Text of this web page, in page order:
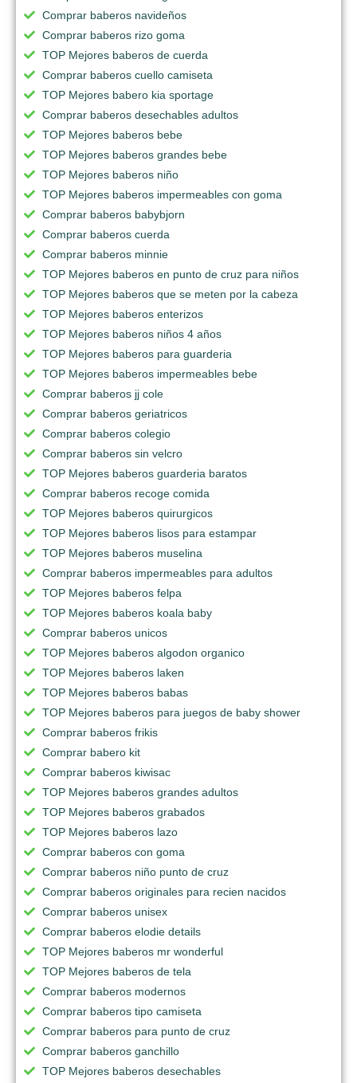
Comprar baberos navideños
Comprar baberos rizo goma
TOP Mejores baberos de cuerda
Comprar baberos cuello camiseta
TOP Mejores babero kia sportage
Comprar baberos desechables adultos
TOP Mejores baberos bebe
TOP Mejores baberos grandes bebe
TOP Mejores baberos niño
TOP Mejores baberos impermeables con goma
Comprar baberos babybjorn
Comprar baberos cuerda
Comprar baberos minnie
TOP Mejores baberos en punto de cruz para niños
TOP Mejores baberos que se meten por la cabeza
TOP Mejores baberos enterizos
TOP Mejores baberos niños 4 años
TOP Mejores baberos para guarderia
TOP Mejores baberos impermeables bebe
Comprar baberos jj cole
Comprar baberos geriatricos
Comprar baberos colegio
Comprar baberos sin velcro
TOP Mejores baberos guarderia baratos
Comprar baberos recoge comida
TOP Mejores baberos quirurgicos
TOP Mejores baberos lisos para estampar
TOP Mejores baberos muselina
Comprar baberos impermeables para adultos
TOP Mejores baberos felpa
TOP Mejores baberos koala baby
Comprar baberos unicos
TOP Mejores baberos algodon organico
TOP Mejores baberos laken
TOP Mejores baberos babas
TOP Mejores baberos para juegos de baby shower
Comprar baberos frikis
Comprar babero kit
Comprar baberos kiwisac
TOP Mejores baberos grandes adultos
TOP Mejores baberos grabados
TOP Mejores baberos lazo
Comprar baberos con goma
Comprar baberos niño punto de cruz
Comprar baberos originales para recien nacidos
Comprar baberos unisex
Comprar baberos elodie details
TOP Mejores baberos mr wonderful
TOP Mejores baberos de tela
Comprar baberos modernos
Comprar baberos tipo camiseta
Comprar baberos para punto de cruz
Comprar baberos ganchillo
TOP Mejores baberos desechables